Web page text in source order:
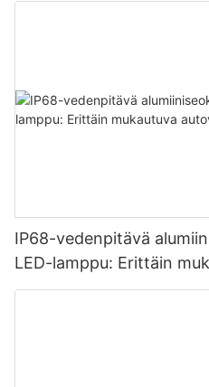
IP68-vedenpitävä
LED-lamppu: Erittäin
autovalaistusratkaisu